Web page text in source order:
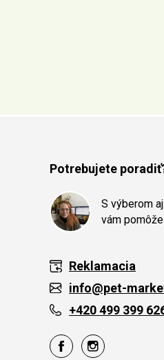
Potrebujete
S výberom
vám pomôže
Reklamacia
info@pet-
+420 499 399